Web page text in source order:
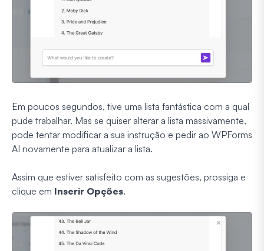
Em poucos segundos, tive uma lista fantástica com a qual
pude trabalhar. Mas se quiser alterar a lista massivamente,
pode tentar modificar a sua instrução e pedir ao WPForms
AI novamente para atualizar a lista.
Assim que estiver satisfeito com as sugestões, prossiga e
clique em Inserir Opções.